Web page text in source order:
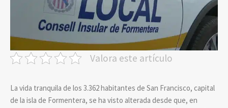
Valora este artículo
La vida tranquila de los 3.362 habitantes de San Francisco, capital
de la isla de Formentera, se ha visto alterada desde que, en